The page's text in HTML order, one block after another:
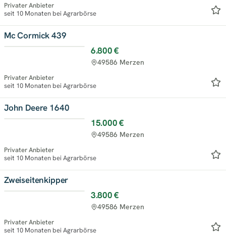
Privater Anbieter
seit 10 Monaten bei Agrarbörse
Mc Cormick 439
6.800 €
49586 Merzen
Privater Anbieter
seit 10 Monaten bei Agrarbörse
John Deere 1640
15.000 €
49586 Merzen
Privater Anbieter
seit 10 Monaten bei Agrarbörse
Zweiseitenkipper
3.800 €
49586 Merzen
Privater Anbieter
seit 10 Monaten bei Agrarbörse